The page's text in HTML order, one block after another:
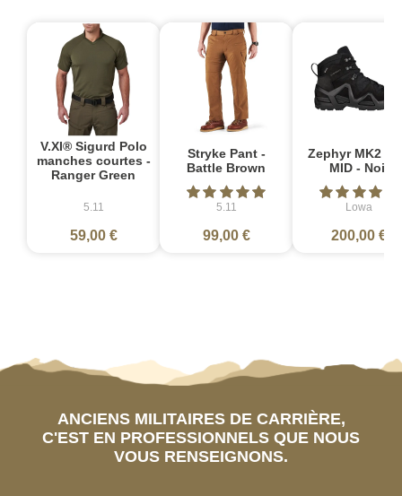
V.XI® Sigurd Polo
manches courtes -
Ranger Green
5.11
59,00 €
Stryke Pant -
Battle Brown
5.11
99,00 €
Zephyr MK2
MID - Noir
Lowa
200,00 €
ANCIENS MILITAIRES DE CARRIÈRE,
C'EST EN PROFESSIONNELS QUE NOUS
VOUS RENSEIGNONS.